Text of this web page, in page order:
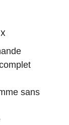
sans